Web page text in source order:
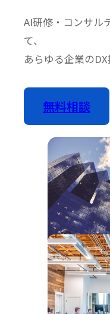
AI研修・コンサル
て、
あらゆる企業のDX
無料相談